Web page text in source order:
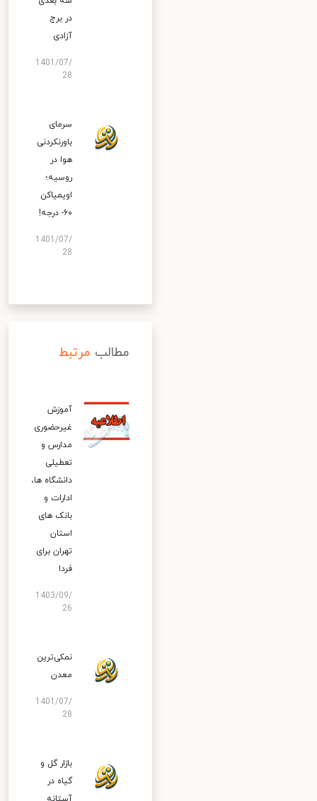
در برج
آزادی
1401/07/
28
سرمای
باورنکردنی
هوا در
روسیه؛
اویمیاکن
1401/07/
28
مطالب مرتبط
آموزش
غیرحضوری
مدارس و
تعطیلی
دانشگاه‌ ها،
ادارات و
بانک‌ های
استان
تهران برای
فردا
1403/09/
26
نمکی‌ترین
معدن
1401/07/
28
بازار گل و
گیاه در